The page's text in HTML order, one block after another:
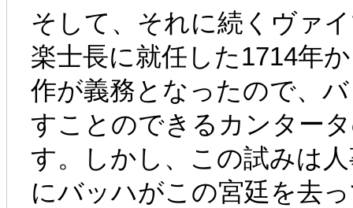
そして、それに続くヴァ
楽士長に就任した1714年
作が義務となったので、
すことのできるカンター
す。しかし、この試みは
にバッハがこの宮廷を去